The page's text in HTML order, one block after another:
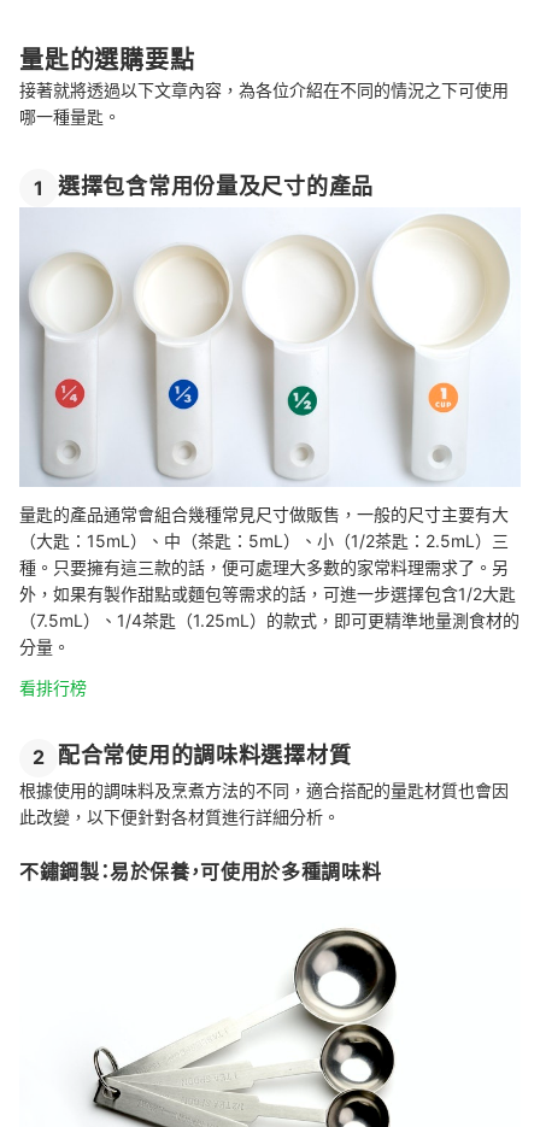
量匙的選購要點
接著就將透過以下文章內容，為各位介紹在不同的情況之下可使用
哪一種量匙。
1 選擇包含常用份量及尺寸的產品
量匙的產品通常會組合幾種常見尺寸做販售，一般的尺寸主要有大
（大匙：15mL）、中（茶匙：5mL）、小（1/2茶匙：2.5mL）三
種。只要擁有這三款的話，便可處理大多數的家常料理需求了。另
外，如果有製作甜點或麵包等需求的話，可進一步選擇包含1/2大匙
（7.5mL）、1/4茶匙（1.25mL）的款式，即可更精準地量測食材的
分量。
看排行榜
2 配合常使用的調味料選擇材質
根據使用的調味料及烹煮方法的不同，適合搭配的量匙材質也會因
此改變，以下便針對各材質進行詳細分析。
不鏽鋼製：易於保養，可使用於多種調味料